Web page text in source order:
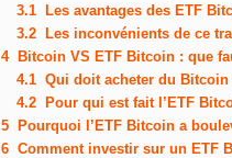
3.1
Les avantages des ETF
3.2
Les inconvénients de ce
4
Bitcoin VS ETF Bitcoin : que
4.1 Qui doit acheter du Bitcoin
4.2
Pour qui est fait l’ETF
5
Pourquoi l’ETF Bitcoin a
6 Comment investir sur un ETF